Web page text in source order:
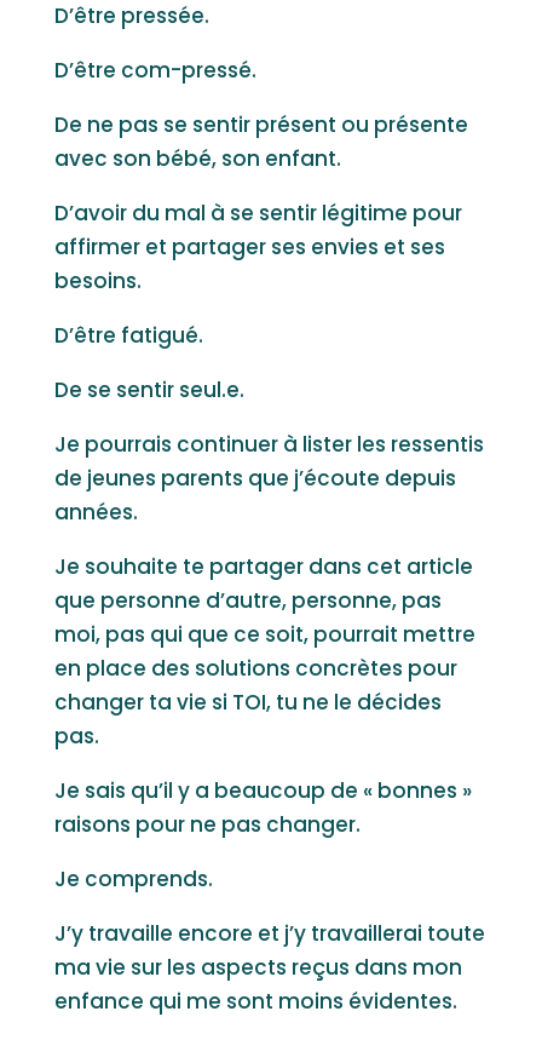
D’être pressée.
D’être com-pressé.
De ne pas se sentir présent ou présente
avec son bébé, son enfant.
D’avoir du mal à se sentir légitime pour
affirmer et partager ses envies et ses
besoins.
D’être fatigué.
De se sentir seul.e.
Je pourrais continuer à lister les ressentis
de jeunes parents que j’écoute depuis
années.
Je souhaite te partager dans cet article
que personne d’autre, personne, pas
moi, pas qui que ce soit, pourrait mettre
en place des solutions concrètes pour
changer ta vie si TOI, tu ne le décides
pas.
Je sais qu’il y a beaucoup de « bonnes »
raisons pour ne pas changer.
Je comprends.
J’y travaille encore et j’y travaillerai toute
ma vie sur les aspects reçus dans mon
enfance qui me sont moins évidentes.